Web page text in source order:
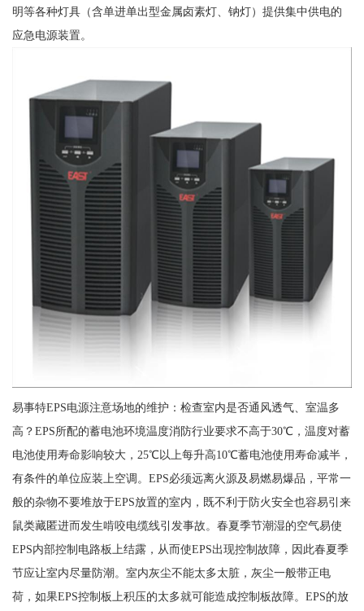
明等各种灯具（含单进单出型金属卤素灯、钠灯）提供集中供电的
应急电源装置。
易事特EPS电源注意场地的维护：检查室内是否通风透气、室温多
高？EPS所配的蓄电池环境温度消防行业要求不高于30℃，温度对蓄
电池使用寿命影响较大，25℃以上每升高10℃蓄电池使用寿命减半，
有条件的单位应装上空调。EPS必须远离火源及易燃易爆品，平常一
般的杂物不要堆放于EPS放置的室内，既不利于防火安全也容易引来
鼠类藏匿进而发生啃咬电缆线引发事故。春夏季节潮湿的空气易使
EPS内部控制电路板上结露，从而使EPS出现控制故障，因此春夏季
节应让室内尽量防潮。室内灰尘不能太多太脏，灰尘一般带正电
荷，如果EPS控制板上积压的太多就可能造成控制板故障。EPS的放